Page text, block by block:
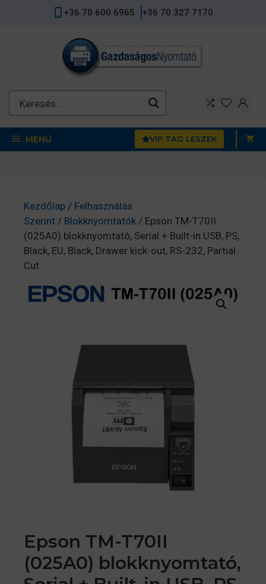
+36 70 600 6965 +36 70 327 7170
MENÜ VIP TAG LESZEK
Kezdőlap / Felhasználás
Szerint / Blokknyomtatók / Epson TM-T70II
(025A0) blokknyomtató, Serial + Built-in USB, PS,
Black, EU, Black, Drawer kick-out, RS-232, Partial
Cut
Epson TM-T70II
(025A0) blokknyomtató,